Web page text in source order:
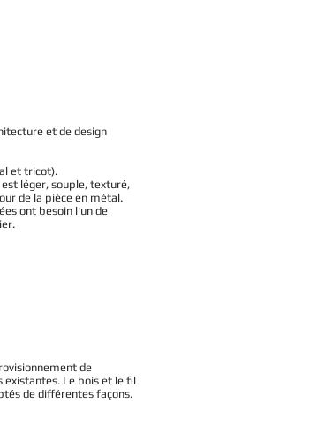
et de design
et tricot).
léger, souple, texturé,
de la pièce en métal.
ont besoin l'un de
de
existantes. Le bois et le fil
de différentes façons.